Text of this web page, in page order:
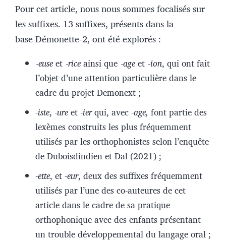
Pour cet article, nous nous sommes focalisés sur
les suffixes. 13 suffixes, présents dans la
base Démonette-2, ont été explorés :
‐euseet ‐riceainsi que ‐ageet ‐ion, qui ont fait
l’objet d’une attention particulière dans le
cadre du projet Demonext ;
-iste, -ureet -ierqui, avec-age, font partie des
lexèmes construits les plus fréquemment
utilisés par les orthophonistes selon l’enquête
de Duboisdindien et Dal (2021) ;
-ette, et -eur, deux des suffixes fréquemment
utilisés par l’une des co-auteures de cet
article dans le cadre de sa pratique
orthophonique avec des enfants présentant
un trouble développemental du langage oral ;